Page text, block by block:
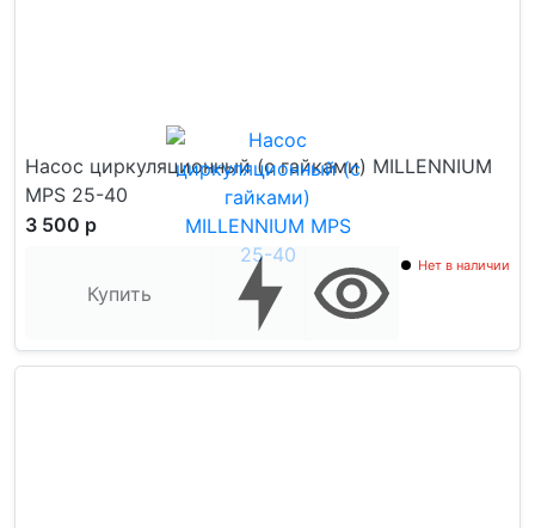
Насос циркуляционный (с гайками) MILLENNIUM
MPS 25-40
3 500 р
Купить
Нет в наличии